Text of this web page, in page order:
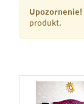
Upozornenie!
produkt.